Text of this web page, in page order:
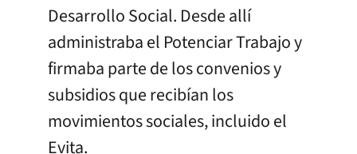
Desarrollo Social. Desde allí
administraba el Potenciar Trabajo y
firmaba parte de los convenios y
subsidios que recibían los
movimientos sociales, incluido el
Evita.